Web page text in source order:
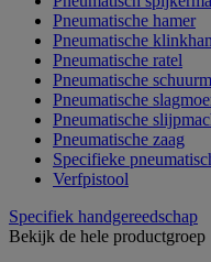
Pneumatische hamer
Pneumatische
Pneumatische ratel
Pneumatische
Pneumatische
Pneumatische
Pneumatische zaag
Specifieke
Verfpistool
Specifiek handgereedschap
Bekijk de hele productgroep